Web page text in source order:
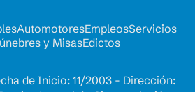
AutomotoresEmpleosServicios
y MisasEdictos
de Inicio: 11/2003 - Dirección: